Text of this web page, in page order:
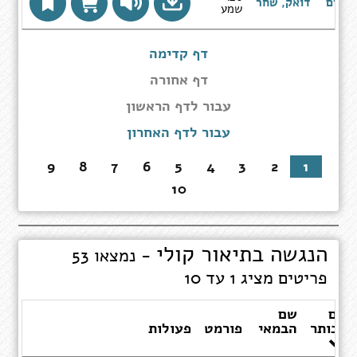
שמע
דף קדימה
דף אחורה
עבור
הראשון
עבור לדף הראשון
עבור לדף האחרון
1
2
3
4
5
6
7
8
9
10
הנגשה בתיאור קולי
- נמצאו 53
פריטים מציג 1 עד 10
שם
הכותר
שם
הבמאי פורמט פעולות